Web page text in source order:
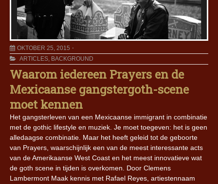
OKTOBER 25, 2015
ARTICLES, BACKGROUND
Waarom iedereen Prayers en de
Mexicaanse gangstergoth-scene
moet kennen
Het gangsterleven van een Mexicaanse immigrant in combinatie
met de gothic lifestyle en muziek. Je moet toegeven: het is geen
alledaagse combinatie. Maar het heeft geleid tot de geboorte
van Prayers, waarschijnlijk een van de meest interessante acts
van de Amerikaanse West Coast en het meest innovatieve wat
de goth scene in tijden is overkomen. Door Clemens
Lambermont Maak kennis met Rafael Reyes, artiestennaam